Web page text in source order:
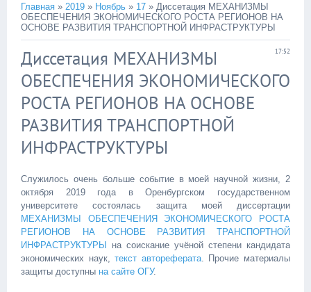
Главная » 2019 » Ноябрь » 17 » Диссетация МЕХАНИЗМЫ
ОБЕСПЕЧЕНИЯ ЭКОНОМИЧЕСКОГО РОСТА РЕГИОНОВ НА
ОСНОВЕ РАЗВИТИЯ ТРАНСПОРТНОЙ ИНФРАСТРУКТУРЫ
17:52
Диссетация МЕХАНИЗМЫ
ОБЕСПЕЧЕНИЯ ЭКОНОМИЧЕСКОГО
РОСТА РЕГИОНОВ НА ОСНОВЕ
РАЗВИТИЯ ТРАНСПОРТНОЙ
ИНФРАСТРУКТУРЫ
Служилось очень больше событие в моей научной жизни, 2
октября 2019 года в Оренбургском государственном
университете состоялась защита моей диссертации
МЕХАНИЗМЫ ОБЕСПЕЧЕНИЯ ЭКОНОМИЧЕСКОГО РОСТА
РЕГИОНОВ НА ОСНОВЕ РАЗВИТИЯ ТРАНСПОРТНОЙ
ИНФРАСТРУКТУРЫ
на соискание учёной степени кандидата
экономических наук,текст автореферата. Прочие материалы
защиты доступны на сайте ОГУ.